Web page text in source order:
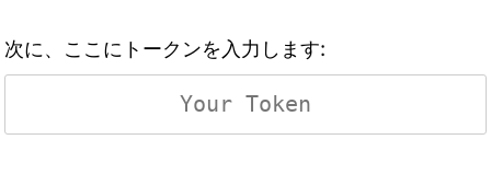
次に、ここにトークンを入力します: